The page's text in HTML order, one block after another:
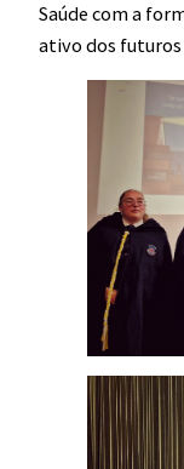
Saúde com a
ativo dos